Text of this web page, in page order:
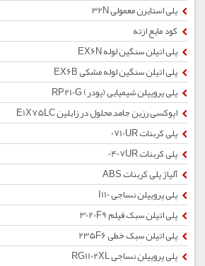
پلی استایرن معمولی 32N
کود مایع ازته
پلی اتیلن سنگین لوله EX6N
پلی اتیلن سنگین لوله مشکی EX6B
پلی پروپیلن شیمیایی (پودر) RP210G
اپوکسی رزین جامد محلول در زایلین E1X75LC
پلی کربنات 0710UR
پلی کربنات 0407UR
آلیاژ پلی کربنات ABS
پلی پروپیلن نساجی I110
پلی اتیلن سبک فیلم 3020F9
پلی اتیلن سبک خطی 235F6
پلی پروپیلن نساجی RG1102XL